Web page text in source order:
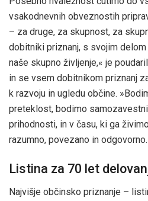
vsakodnevnih obveznostih
– za druge, za skupnost, za
dobitniki priznanj, s svojim
naše skupno življenje,« je
in se vsem dobitnikom priznanj
k razvoju in ugledu občine.
preteklost, bodimo
prihodnosti, in v času, ki ga
razumno, povezano in
Listina za 70 let
Najvišje občinsko priznanje –